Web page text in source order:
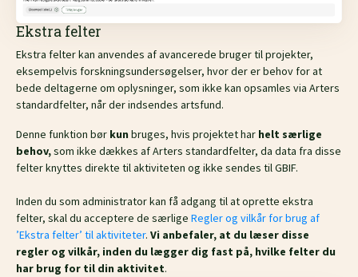
Ekstra felter
Ekstra felter kan anvendes af avancerede bruger til projekter,
eksempelvis forskningsundersøgelser, hvor der er behov for at
bede deltagerne om oplysninger, som ikke kan opsamles via Arters
standardfelter, når der indsendes artsfund.
Denne funktion bør kun bruges, hvis projektet har helt særlige
behov,som ikke dækkes af Arters standardfelter, da data fra disse
felter knyttes direkte til aktiviteten og ikke sendes til GBIF.
Inden du som administrator kan få adgang til at oprette ekstra
felter, skal du acceptere de særlige Regler og vilkår for brug af
’Ekstra felter’ til aktiviteter. Vi anbefaler, at du læser disse
regler og vilkår, inden du lægger dig fast på, hvilke felter du
har brug for til din aktivitet.